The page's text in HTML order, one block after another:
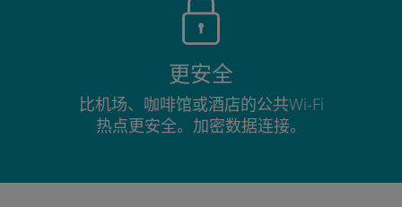
更安全
比机场、咖啡馆或酒店的公共Wi-Fi
热点更安全。加密数据连接。